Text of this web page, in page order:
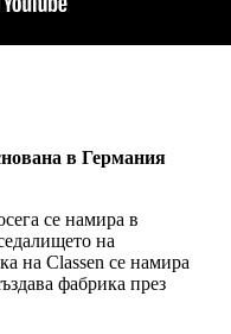
в Германия
се намира в
на
на Classen се намира
фабрика през